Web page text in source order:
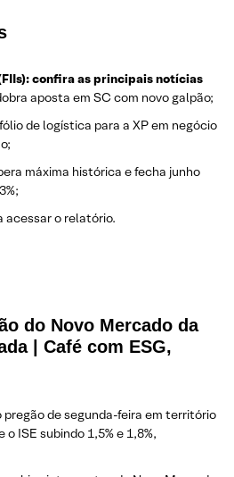
confira as principais notícias
aposta em SC com novo galpão;
de logística para a XP em negócio
máxima histórica e fecha junho
acessar o relatório.
do Novo Mercado da
| Café com ESG,
pregão de segunda-feira em território
o ISE subindo 1,5% e 1,8%,